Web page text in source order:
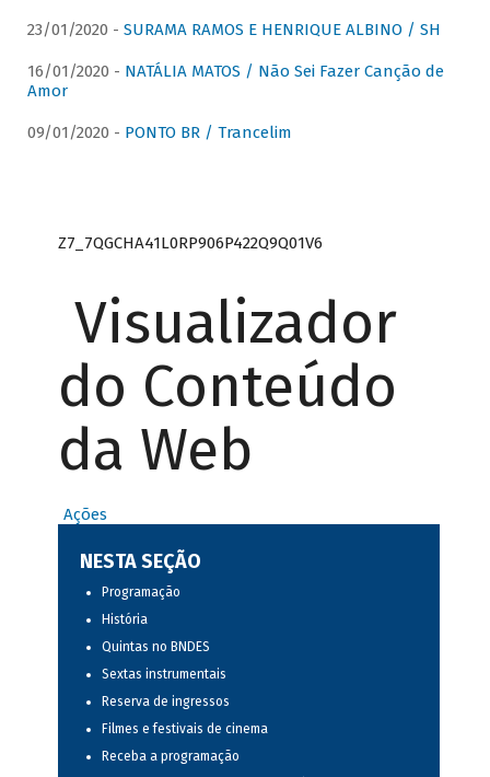
23/01/2020 - SURAMA RAMOS E HENRIQUE ALBINO / SH
16/01/2020 - NATÁLIA MATOS / Não Sei Fazer Canção de
Amor
09/01/2020 - PONTO BR / Trancelim
Z7_7QGCHA41L0RP906P422Q9Q01V6
Visualizador
do Conteúdo
da Web
Ações
NESTA SEÇÃO
Programação
História
Quintas no BNDES
Sextas instrumentais
Reserva de ingressos
Filmes e festivais de cinema
Receba a programação